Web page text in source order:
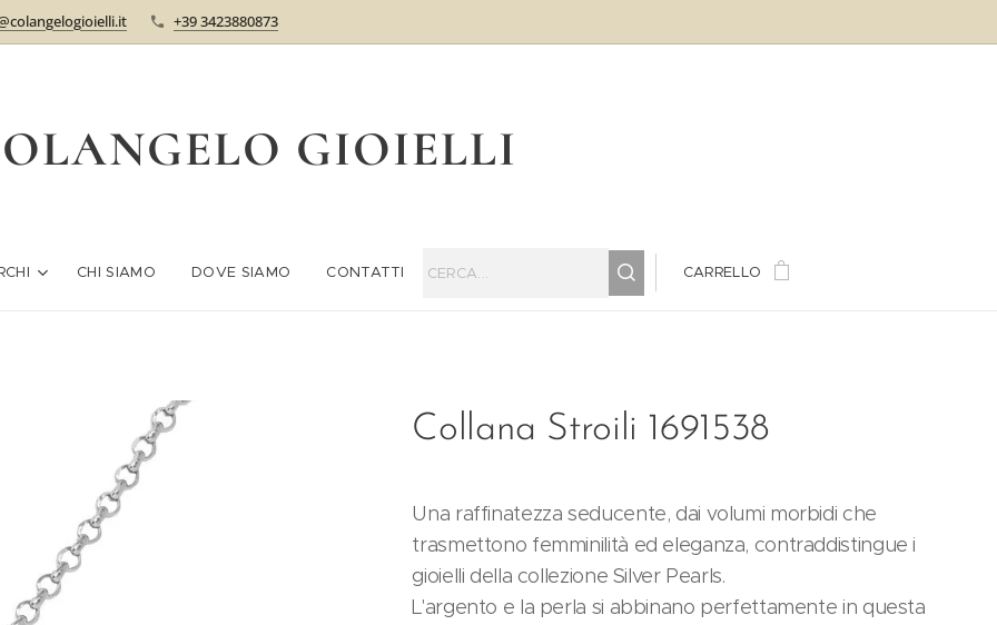
+39 3423880873
GIOIELLI
CHI SIAMO DOVE SIAMO CONTATTI CARRELLO
Collana Stroili 1691538
Una raffinatezza seducente, dai volumi morbidi che
trasmettono femminilità ed eleganza, contraddistingue i
gioielli della collezione Silver Pearls.
L'argento e la perla si abbinano perfettamente in questa